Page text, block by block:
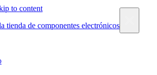
to content
tienda de componentes electrónicos